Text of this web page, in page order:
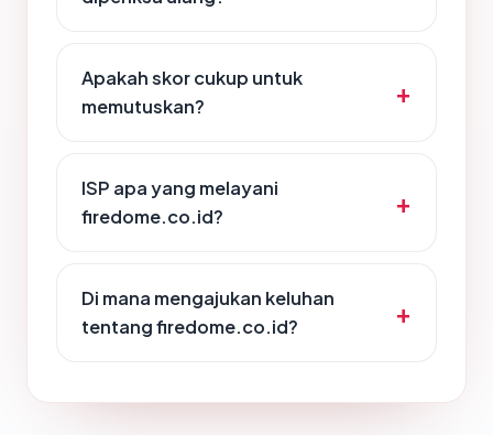
Apakah skor cukup untuk
memutuskan?
ISP apa yang melayani
firedome.co.id?
Di mana mengajukan keluhan
tentang firedome.co.id?